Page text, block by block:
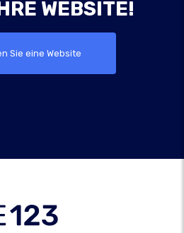
WEBSITE!
Sie eine Website